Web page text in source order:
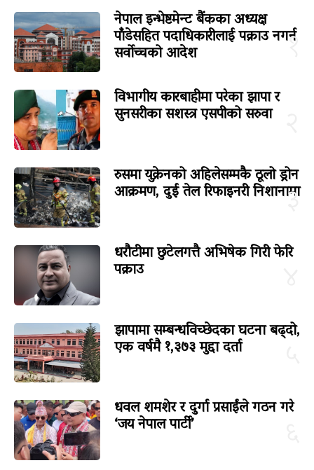
१
नेपाल इन्भेष्टमेन्ट बैंकका अध्यक्ष
पाँडेसहित पदाधिकारीलाई पक्राउ नगर्न
सर्वोच्चको आदेश
विभागीय कारबाहीमा परेका झापा र
सुनसरीका सशस्त्र एसपीको सरुवा
३
रुसमा युक्रेनको अहिलेसम्मकै ठूलो ड्रोन
आक्रमण, दुई तेल रिफाइनरी निशानामा
धरौटीमा छुटेलगत्तै अभिषेक गिरी फेरि
पक्राउ
झापामा सम्बन्धविच्छेदका घटना बढ्दो,
एक वर्षमै १,३७३ मुद्दा दर्ता
धवल शमशेर र दुर्गा प्रसाईंले गठन गरे
‘जय नेपाल पार्टी’